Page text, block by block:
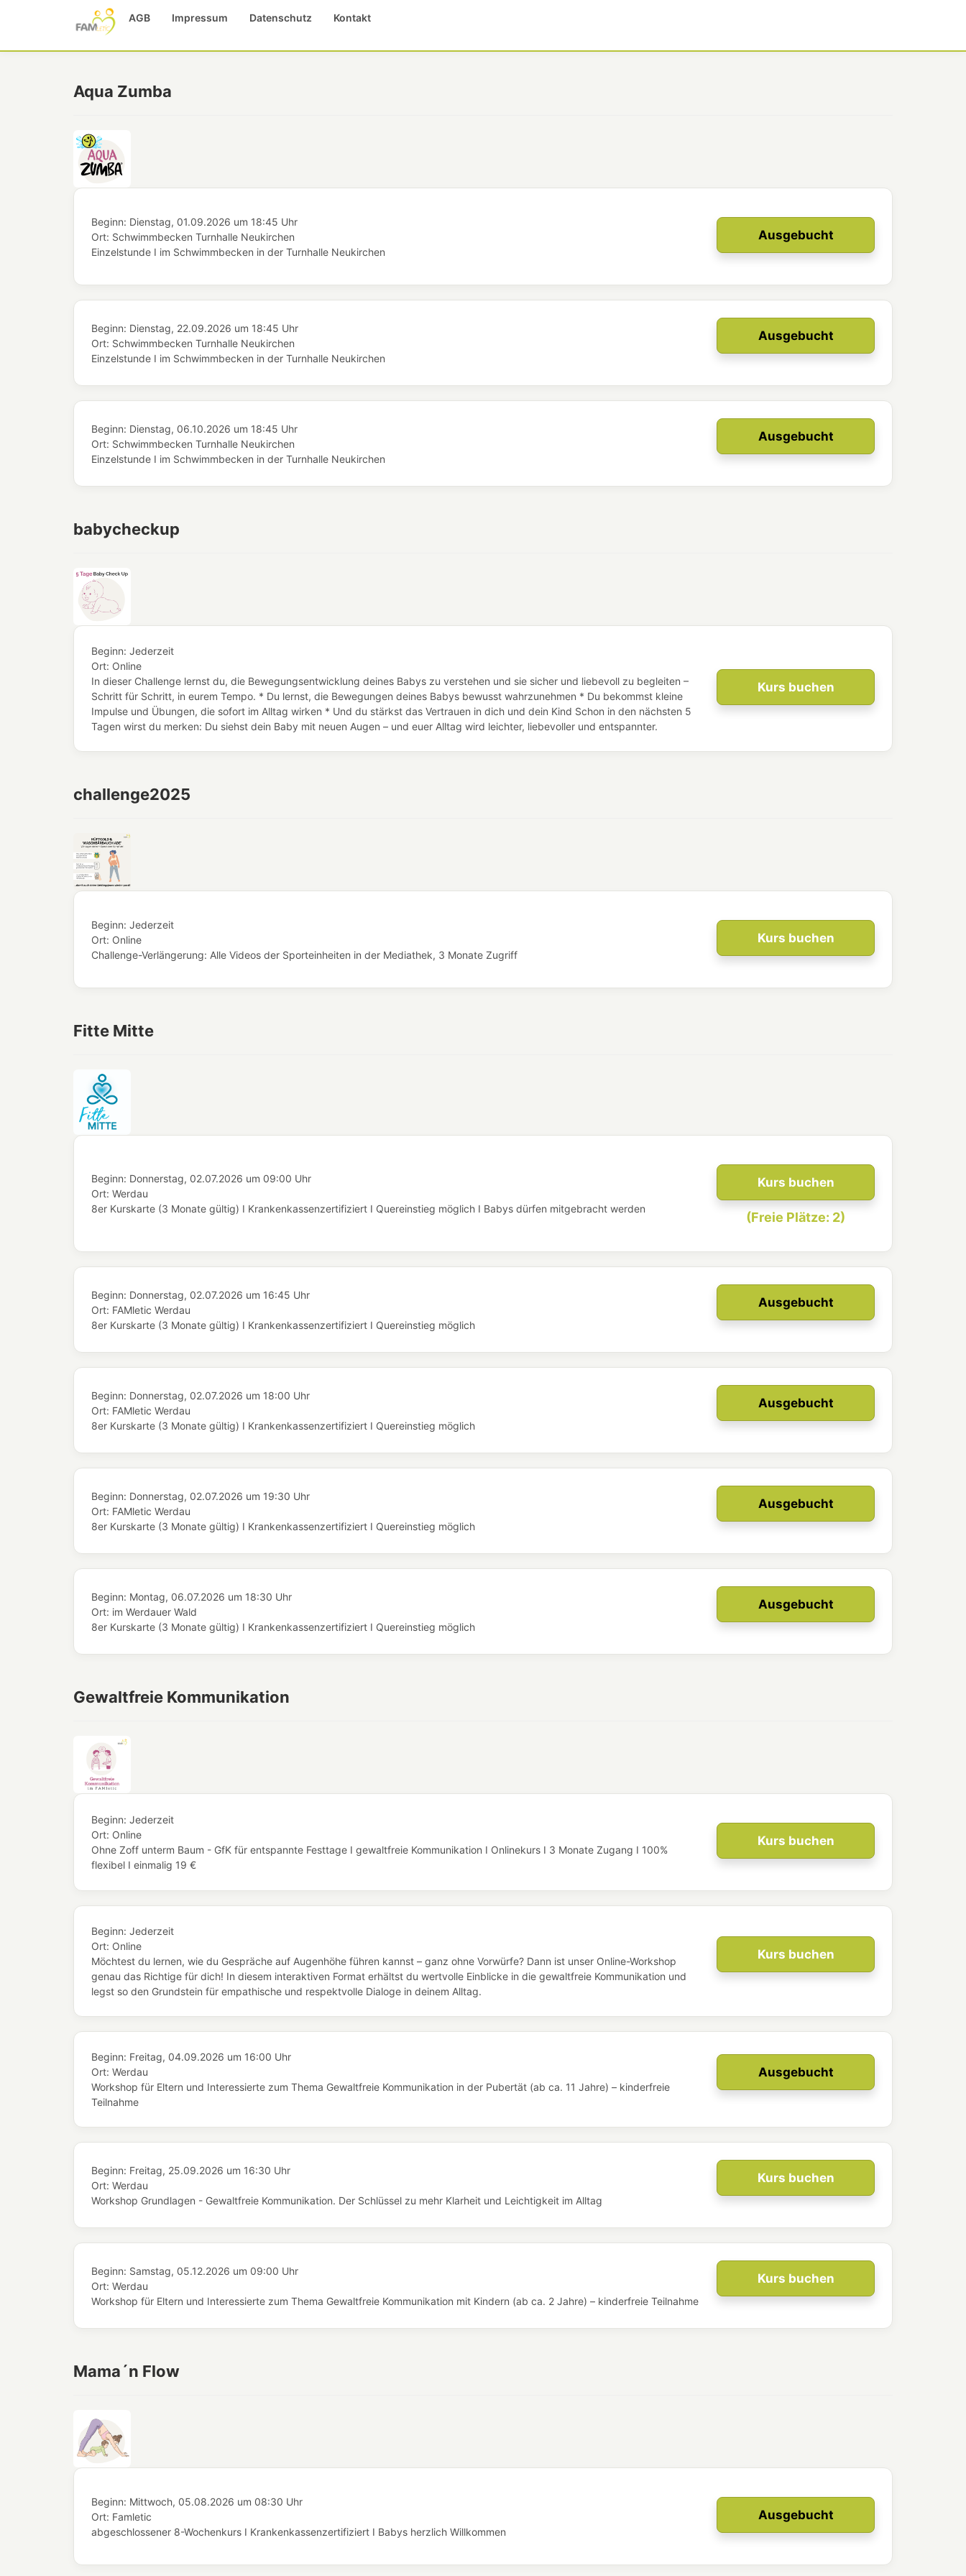
AGB Impressum Datenschutz Kontakt
Aqua Zumba
Ausgebucht
Beginn: Dienstag, 01.09.2026 um 18:45 Uhr
Ort: Schwimmbecken Turnhalle Neukirchen
Einzelstunde I im Schwimmbecken in der Turnhalle Neukirchen
Ausgebucht
Beginn: Dienstag, 22.09.2026 um 18:45 Uhr
Ort: Schwimmbecken Turnhalle Neukirchen
Einzelstunde I im Schwimmbecken in der Turnhalle Neukirchen
Ausgebucht
Beginn: Dienstag, 06.10.2026 um 18:45 Uhr
Ort: Schwimmbecken Turnhalle Neukirchen
Einzelstunde I im Schwimmbecken in der Turnhalle Neukirchen
babycheckup
Kurs buchen
Beginn: Jederzeit
Ort: Online
In dieser Challenge lernst du, die Bewegungsentwicklung deines Babys zu verstehen und sie sicher und liebevoll zu begleiten –
Schritt für Schritt, in eurem Tempo. * Du lernst, die Bewegungen deines Babys bewusst wahrzunehmen * Du bekommst kleine
Impulse und Übungen, die sofort im Alltag wirken * Und du stärkst das Vertrauen in dich und dein Kind Schon in den nächsten 5
Tagen wirst du merken: Du siehst dein Baby mit neuen Augen – und euer Alltag wird leichter, liebevoller und entspannter.
challenge2025
Kurs buchen
Beginn: Jederzeit
Ort: Online
Challenge-Verlängerung: Alle Videos der Sporteinheiten in der Mediathek, 3 Monate Zugriff
Fitte Mitte
Kurs buchen
(Freie Plätze: 2)
Beginn: Donnerstag, 02.07.2026 um 09:00 Uhr
Ort: Werdau
8er Kurskarte (3 Monate gültig) I Krankenkassenzertifiziert I Quereinstieg möglich I Babys dürfen mitgebracht werden
Ausgebucht
Beginn: Donnerstag, 02.07.2026 um 16:45 Uhr
Ort: FAMletic Werdau
8er Kurskarte (3 Monate gültig) I Krankenkassenzertifiziert I Quereinstieg möglich
Ausgebucht
Beginn: Donnerstag, 02.07.2026 um 18:00 Uhr
Ort: FAMletic Werdau
8er Kurskarte (3 Monate gültig) I Krankenkassenzertifiziert I Quereinstieg möglich
Ausgebucht
Beginn: Donnerstag, 02.07.2026 um 19:30 Uhr
Ort: FAMletic Werdau
8er Kurskarte (3 Monate gültig) I Krankenkassenzertifiziert I Quereinstieg möglich
Ausgebucht
Beginn: Montag, 06.07.2026 um 18:30 Uhr
Ort: im Werdauer Wald
8er Kurskarte (3 Monate gültig) I Krankenkassenzertifiziert I Quereinstieg möglich
Gewaltfreie Kommunikation
Kurs buchen
Beginn: Jederzeit
Ort: Online
Ohne Zoff unterm Baum - GfK für entspannte Festtage I gewaltfreie Kommunikation I Onlinekurs I 3 Monate Zugang I 100%
flexibel I einmalig 19 €
Kurs buchen
Beginn: Jederzeit
Ort: Online
Möchtest du lernen, wie du Gespräche auf Augenhöhe führen kannst – ganz ohne Vorwürfe? Dann ist unser Online-Workshop
genau das Richtige für dich! In diesem interaktiven Format erhältst du wertvolle Einblicke in die gewaltfreie Kommunikation und
legst so den Grundstein für empathische und respektvolle Dialoge in deinem Alltag.
Ausgebucht
Beginn: Freitag, 04.09.2026 um 16:00 Uhr
Ort: Werdau
Workshop für Eltern und Interessierte zum Thema Gewaltfreie Kommunikation in der Pubertät (ab ca. 11 Jahre) – kinderfreie
Teilnahme
Kurs buchen
Beginn: Freitag, 25.09.2026 um 16:30 Uhr
Ort: Werdau
Workshop Grundlagen - Gewaltfreie Kommunikation. Der Schlüssel zu mehr Klarheit und Leichtigkeit im Alltag
Kurs buchen
Beginn: Samstag, 05.12.2026 um 09:00 Uhr
Ort: Werdau
Workshop für Eltern und Interessierte zum Thema Gewaltfreie Kommunikation mit Kindern (ab ca. 2 Jahre) – kinderfreie Teilnahme​
Mama´n Flow
Ausgebucht
Beginn: Mittwoch, 05.08.2026 um 08:30 Uhr
Ort: Famletic
abgeschlossener 8-Wochenkurs I Krankenkassenzertifiziert I Babys herzlich Willkommen